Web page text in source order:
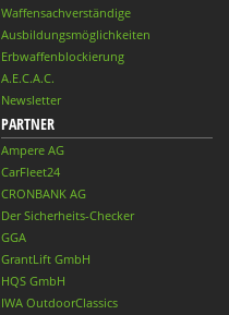
Waffensachverständige
Ausbildungsmöglichkeiten
Erbwaffenblockierung
A.E.C.A.C.
Newsletter
PARTNER
Ampere AG
CarFleet24
CRONBANK AG
Der Sicherheits-Checker
GGA
GrantLift GmbH
HQS GmbH
IWA OutdoorClassics